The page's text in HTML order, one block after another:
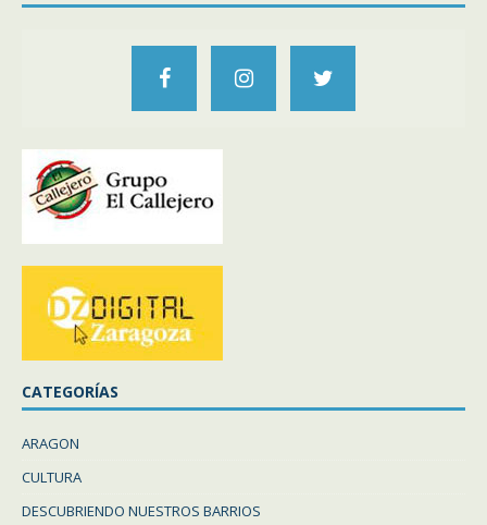
CATEGORÍAS
ARAGON
CULTURA
DESCUBRIENDO NUESTROS BARRIOS